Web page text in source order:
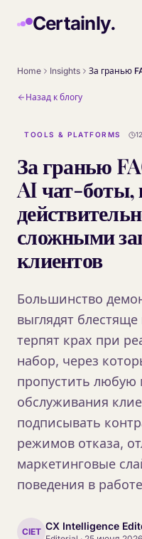
Certainly.
Home Insights
Назад к блогу
TOOLS & PLATFORMS
За гранью
AI чат-боты,
сложными
клиентов
Большинство
выглядят
терпят крах при
набор, через
пропустить любую
обслуживания
подписывать
режимов отказа,
маркетинговые
поведения в
CIET CX Intelligence